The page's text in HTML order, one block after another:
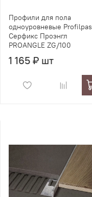
Профили для пола
одноуровневые Profilpas
Серфикс Проэнгл
PROANGLE ZG/100
1 165 ₽ шт